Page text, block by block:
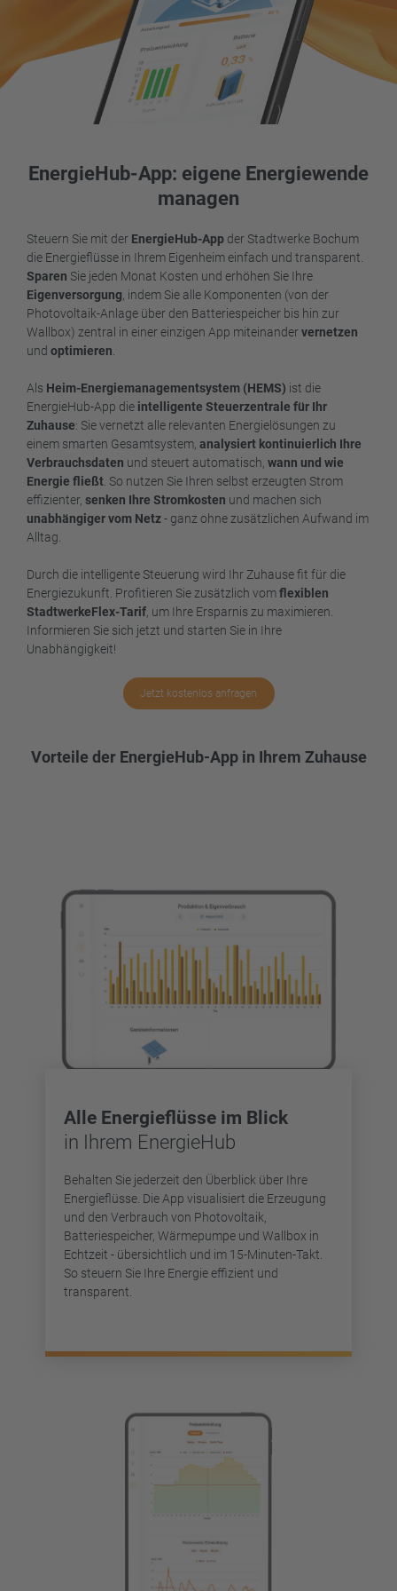
EnergieHub-App: eigene Energiewende
managen
Steuern Sie mit der EnergieHub-App der Stadtwerke Bochum
die Energieflüsse in Ihrem Eigenheim einfach und transparent.
Sparen Sie jeden Monat Kosten und erhöhen Sie Ihre
Eigenversorgung, indem Sie alle Komponenten (von der
Photovoltaik-Anlage über den Batteriespeicher bis hin zur
Wallbox) zentral in einer einzigen App miteinandervernetzen
und optimieren.
Als Heim-Energiemanagementsystem (HEMS) ist die
EnergieHub-App die intelligente Steuerzentrale für Ihr
Zuhause: Sie vernetzt alle relevanten Energielösungen zu
einem smarten Gesamtsystem, analysiert kontinuierlich Ihre
Verbrauchsdaten und steuert automatisch, wann und wie
Energie fließt. So nutzen Sie Ihren selbst erzeugten Strom
effizienter, senken Ihre Stromkosten und machen sich
unabhängiger vom Netz- ganz ohne zusätzlichen Aufwand im
Alltag.
Durch die intelligente Steuerung wird Ihr Zuhause fit für die
Energiezukunft. Profitieren Sie zusätzlich vomflexiblen
StadtwerkeFlex-Tarif, um Ihre Ersparnis zu maximieren.
Informieren Sie sich jetzt und starten Sie in Ihre
Unabhängigkeit!
Jetzt kostenlos anfragen
Vorteile der EnergieHub-App in Ihrem Zuhause
Alle Energieflüsse im Blick
in Ihrem EnergieHub
Behalten Sie jederzeit den Überblick über Ihre
Energieflüsse. Die App visualisiert die Erzeugung
und den Verbrauch von Photovoltaik,
Batteriespeicher, Wärmepumpe und Wallbox in
Echtzeit - übersichtlich und im 15-Minuten-Takt.
So steuern Sie Ihre Energie effizient und
transparent.